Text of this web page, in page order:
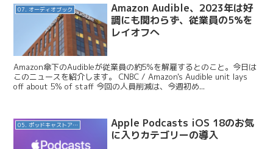
07. オーディオブック
Amazon Audible、2023年は好
調にも関わらず、従業員の5%を
レイオフへ
Amazon傘下のAudibleが従業員の約5%を解雇するとのこと。今日は
このニュースを紹介します。 CNBC / Amazon's Audible unit lays
off about 5% of staff 今回の人員削減は、今週初め...
05. ポッドキャストアプリ
Apple Podcasts iOS 18のお気
に入りカテゴリーの導入